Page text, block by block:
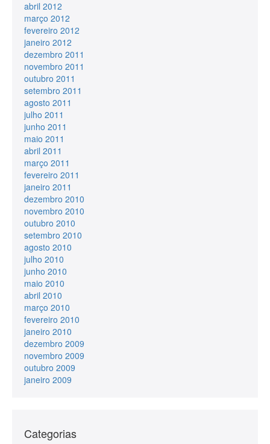
abril 2012
março 2012
fevereiro 2012
janeiro 2012
dezembro 2011
novembro 2011
outubro 2011
setembro 2011
agosto 2011
julho 2011
junho 2011
maio 2011
abril 2011
março 2011
fevereiro 2011
janeiro 2011
dezembro 2010
novembro 2010
outubro 2010
setembro 2010
agosto 2010
julho 2010
junho 2010
maio 2010
abril 2010
março 2010
fevereiro 2010
janeiro 2010
dezembro 2009
novembro 2009
outubro 2009
janeiro 2009
Categorias